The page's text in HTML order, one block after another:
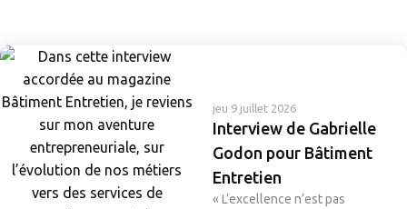
jeu 9 juillet 2026
Interview de Gabrielle
Godon pour Bâtiment
Entretien
« L’excellence n’est pas